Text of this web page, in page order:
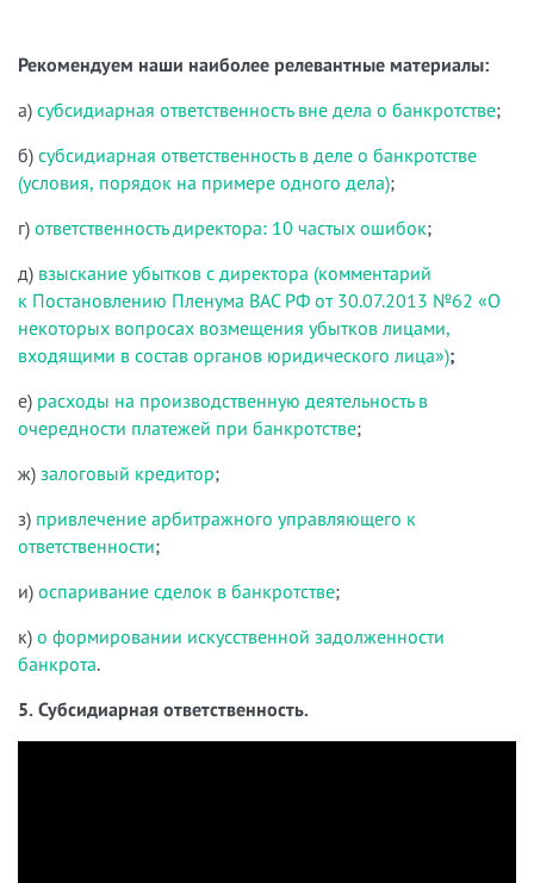
Рекомендуем наши наиболее релевантные материалы:
а) субсидиарная ответственность вне дела о банкротстве;
б) субсидиарная ответственность в деле о банкротстве
(условия, порядок на примере одного дела);
г) ответственность директора: 10 частых ошибок;
д) взыскание убытков с директора (комментарий
к Постановлению Пленума ВАС РФ от 30.07.2013 №62 «О
некоторых вопросах возмещения убытков лицами,
входящими в состав органов юридического лица»);
е) расходы на производственную деятельность в
очередности платежей при банкротстве;
ж) залоговый кредитор;
з) привлечение арбитражного управляющего к
ответственности;
и) оспаривание сделок в банкротстве;
к) о формировании искусственной задолженности
банкрота.
5. Субсидиарная ответственность.